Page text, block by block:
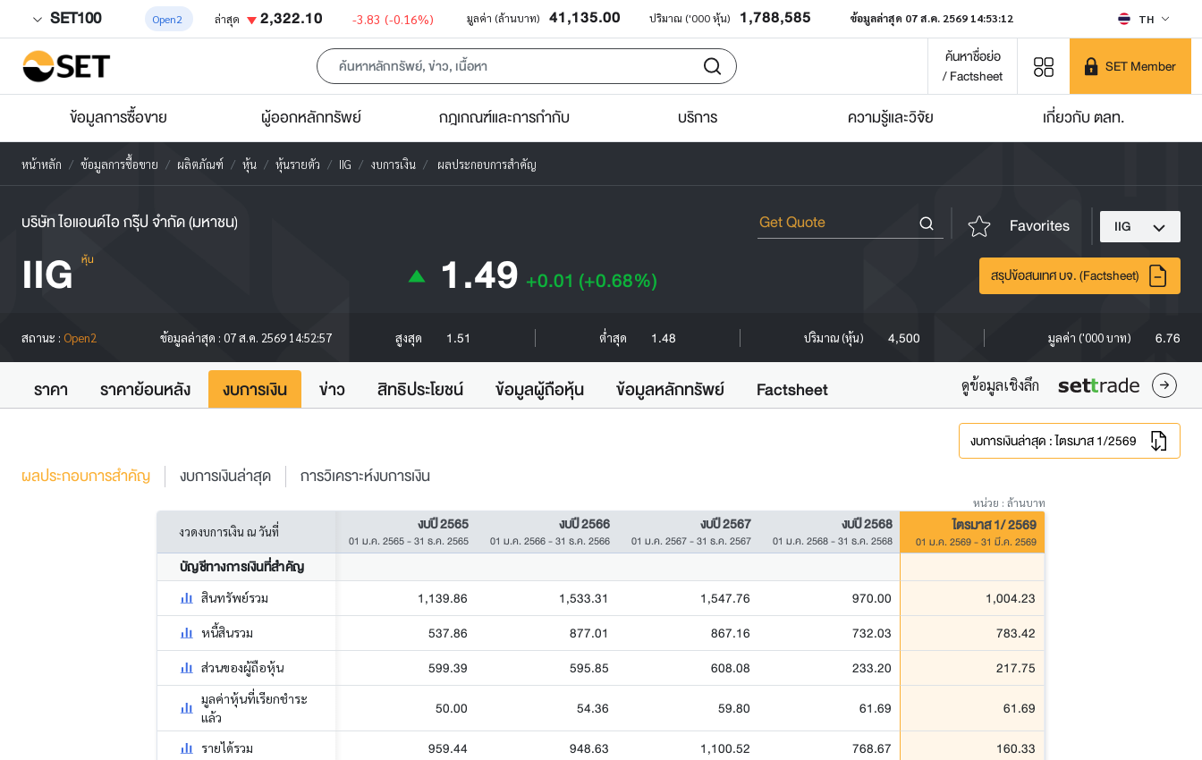
SET100 Open2 ล่าสุด 2,322.10 -3.83 (-0.16%) มูลค่า (ล้านบาท) 41,135.00 ปริมาณ ('000 หุ้น) 1,788,585 ข้อมูลล่าสุด 07 ส.ค. 2569 14:53:12 TH
ค้นหาชื่อย่อ
/ Factsheet
SET Member
ข้อมูลการซื้อขาย ผู้ออกหลักทรัพย์ กฎเกณฑ์และการกำกับ บริการ ความรู้และวิจัย เกี่ยวกับ ตลท.
หน้าหลัก ข้อมูลการซื้อขาย ผลิตภัณฑ์ หุ้น หุ้นรายตัว IIG งบการเงิน ผลประกอบการสำคัญ
บริษัท ไอแอนด์ไอ กรุ๊ป จำกัด (มหาชน) Favorites IIG
IIG หุ้น 1.49 +0.01 (+0.68%) สรุปข้อสนเทศ บจ. (Factsheet)
สถานะ : Open2 ข้อมูลล่าสุด : 07 ส.ค. 2569 14:52:57 สูงสุด 1.51 ต่ำสุด 1.48 ปริมาณ (หุ้น) 4,500 มูลค่า ('000 บาท) 6.76
ราคา ราคาย้อนหลัง งบการเงิน ข่าว สิทธิประโยชน์ ข้อมูลผู้ถือหุ้น ข้อมูลหลักทรัพย์ Factsheet ดูข้อมูลเชิงลึก
งบการเงินล่าสุด : ไตรมาส 1/2569
ผลประกอบการสำคัญ งบการเงินล่าสุด การวิเคราะห์งบการเงิน
หน่วย : ล้านบาท
งวดงบการเงิน ณ วันที่ งบปี 2565
01 ม.ค. 2565 - 31 ธ.ค. 2565
งบปี 2566
01 ม.ค. 2566 - 31 ธ.ค. 2566
งบปี 2567
01 ม.ค. 2567 - 31 ธ.ค. 2567
งบปี 2568
01 ม.ค. 2568 - 31 ธ.ค. 2568
ไตรมาส 1/ 2569
01 ม.ค. 2569 - 31 มี.ค. 2569
บัญชีทางการเงินที่สำคัญ
สินทรัพย์รวม 1,139.86 1,533.31 1,547.76 970.00 1,004.23
หนี้สินรวม 537.86 877.01 867.16 732.03 783.42
ส่วนของผู้ถือหุ้น 599.39 595.85 608.08 233.20 217.75
มูลค่าหุ้นที่เรียกชำระ
แล้ว
50.00 54.36 59.80 61.69 61.69
รายได้รวม 959.44 948.63 1,100.52 768.67 160.33